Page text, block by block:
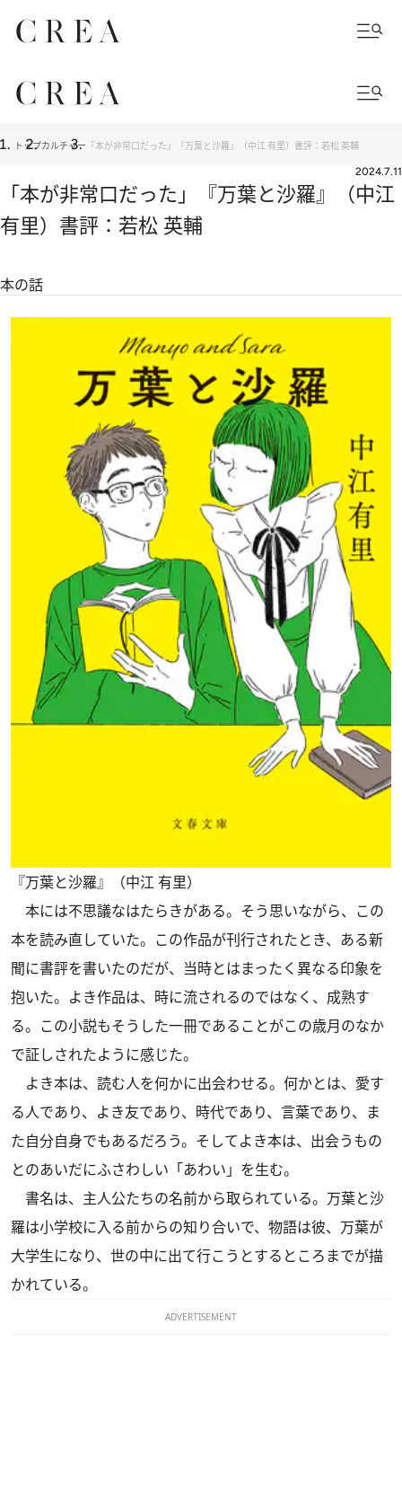
トップカルチャー 「本が非常口だった」『万葉と沙羅』（中江 有里）書評：若松 英輔
2024.7.11
「本が非常口だった」『万葉と沙羅』（中江
有里）書評：若松 英輔
本の話
『万葉と沙羅』（中江 有里）
本には不思議なはたらきがある。そう思いながら、この
本を読み直していた。この作品が刊行されたとき、ある新
聞に書評を書いたのだが、当時とはまったく異なる印象を
抱いた。よき作品は、時に流されるのではなく、成熟す
る。この小説もそうした一冊であることがこの歳月のなか
で証しされたように感じた。
よき本は、読む人を何かに出会わせる。何かとは、愛す
る人であり、よき友であり、時代であり、言葉であり、ま
た自分自身でもあるだろう。そしてよき本は、出会うもの
とのあいだにふさわしい「あわい」を生む。
書名は、主人公たちの名前から取られている。万葉と沙
羅は小学校に入る前からの知り合いで、物語は彼、万葉が
大学生になり、世の中に出て行こうとするところまでが描
かれている。
ADVERTISEMENT